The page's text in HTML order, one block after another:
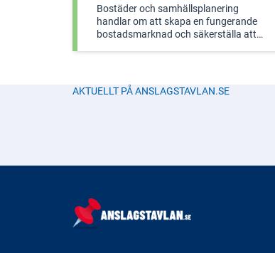
Bostäder och samhällsplanering
handlar om att skapa en fungerande
bostadsmarknad och säkerställa att
Området täcker bostadsmarknaden,
lantmä
AKTUELLT PÅ ANSLAGSTAVLAN.SE